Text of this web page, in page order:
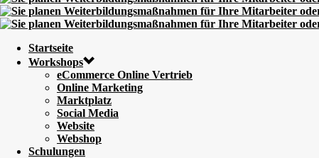
Startseite
Workshops
eCommerce Online Vertrieb
Online Marketing
Marktplatz
Social Media
Website
Webshop
Schulungen